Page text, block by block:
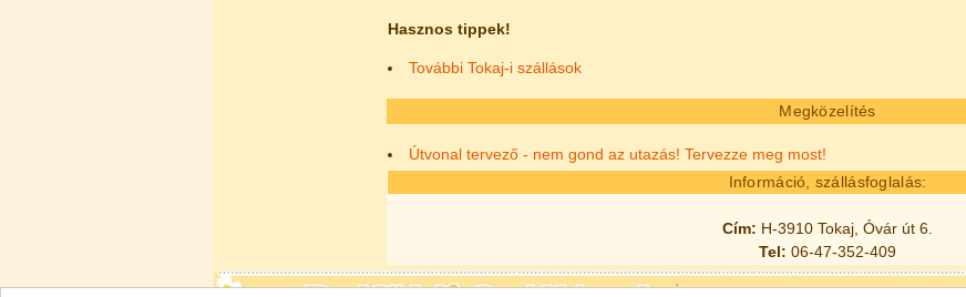
Hasznos tippek!
További Tokaj-i szállások
Megközelítés
Útvonal tervező - nem gond az utazás! Tervezze meg most!
Információ, szállásfoglalás:
Cím: H-3910 Tokaj, Óvár út 6.
Tel: 06-47-352-409